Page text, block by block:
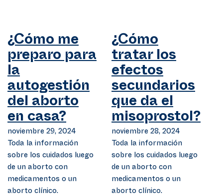
¿Cómo me
preparo para
la
autogestión
del aborto
en casa?
noviembre 29, 2024
Toda la información
sobre los cuidados luego
de un aborto con
medicamentos o un
aborto clínico.
¿Cómo
tratar los
efectos
secundarios
que da el
misoprostol?
noviembre 28, 2024
Toda la información
sobre los cuidados luego
de un aborto con
medicamentos o un
aborto clínico.